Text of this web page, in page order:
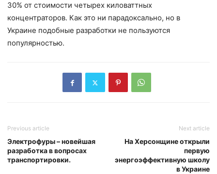
30% от стоимости четырех киловаттных
концентраторов. Как это ни парадоксально, но в
Украине подобные разработки не пользуются
популярностью.
Previous article
Электрофуры – новейшая
разработка в вопросах
транспортировки.
Next article
На Херсонщине открыли
первую
энергоэффективную школу
в Украине